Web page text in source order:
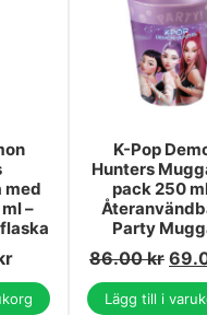
med
–
K-Pop
Hunters
pack 250
Party
86.00kr
Lägg till i